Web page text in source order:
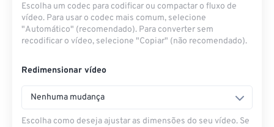
Escolha um codec para codificar ou compactar o fluxo de
vídeo. Para usar o codec mais comum, selecione
"Automático" (recomendado). Para converter sem
recodificar o vídeo, selecione "Copiar" (não recomendado).
Redimensionar vídeo
Nenhuma mudança
Escolha como deseja ajustar as dimensões do seu vídeo. Se